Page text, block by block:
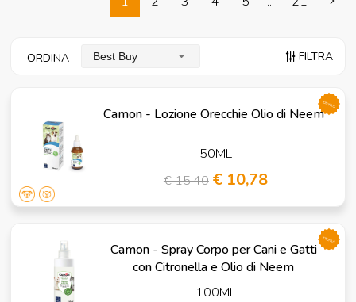
ORDINA Best Buy FILTRA
Camon - Lozione Orecchie Olio di Neem
50ML
€ 15,40 € 10,78
promo
Camon - Spray Corpo per Cani e Gatti
con Citronella e Olio di Neem
100ML
promo